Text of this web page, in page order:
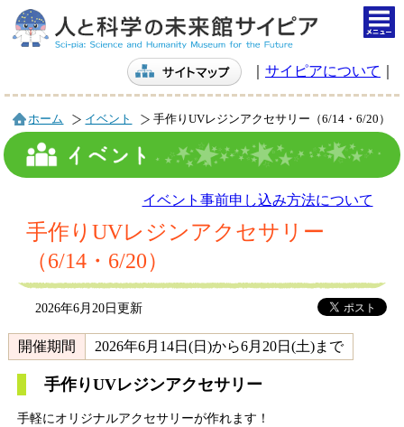
サイピアについて
ホーム イベント 手作りUVレジンアクセサリー（6/14・6/20）
イベント事前申し込み方法について
手作りUVレジンアクセサリー
（6/14・6/20）
2026年6月20日更新
開催期間 2026年6月14日(日)から6月20日(土)まで
手作りUVレジンアクセサリー
手軽にオリジナルアクセサリーが作れます！